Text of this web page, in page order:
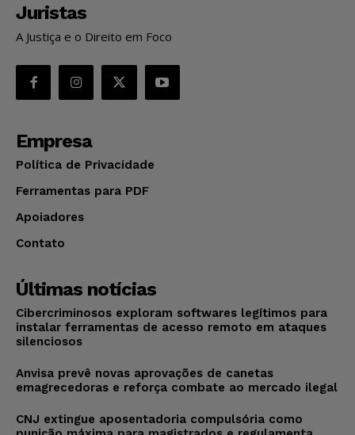
Juristas
A Justiça e o Direito em Foco
Empresa
Política de Privacidade
Ferramentas para PDF
Apoiadores
Contato
Últimas notícias
Cibercriminosos exploram softwares legítimos para
instalar ferramentas de acesso remoto em ataques
silenciosos
Anvisa prevê novas aprovações de canetas
emagrecedoras e reforça combate ao mercado ilegal
CNJ extingue aposentadoria compulsória como